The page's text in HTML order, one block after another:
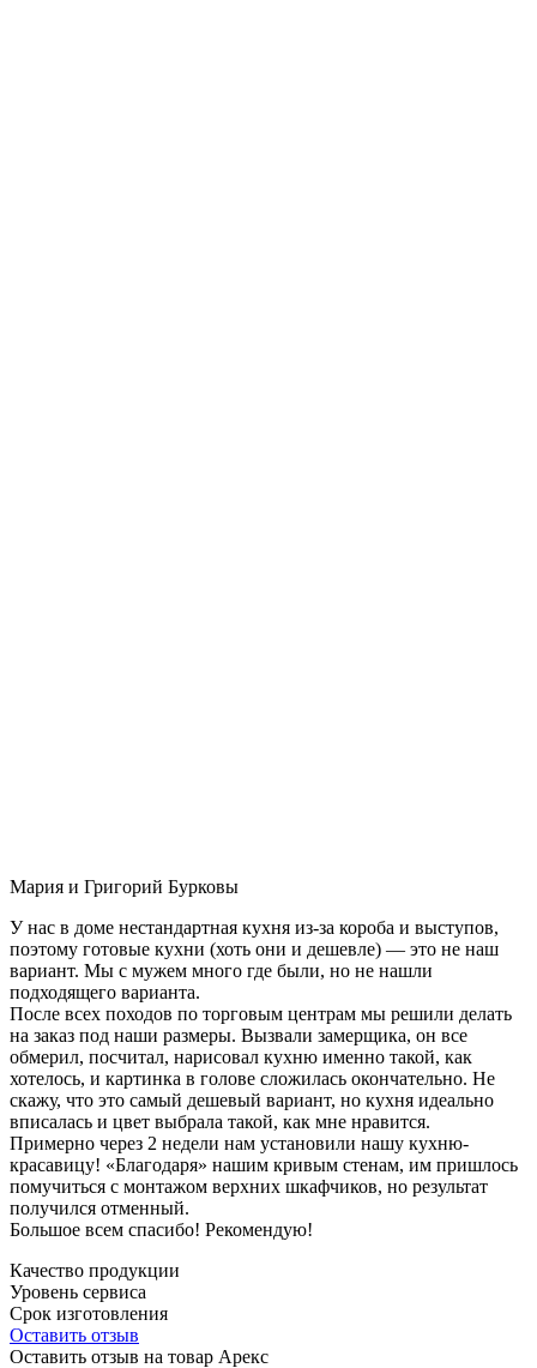
Мария и Григорий Бурковы
У нас в доме нестандартная кухня из-за короба и выступов,
поэтому готовые кухни (хоть они и дешевле) — это не наш
вариант. Мы с мужем много где были, но не нашли
подходящего варианта.
После всех походов по торговым центрам мы решили делать
на заказ под наши размеры. Вызвали замерщика, он все
обмерил, посчитал, нарисовал кухню именно такой, как
хотелось, и картинка в голове сложилась окончательно. Не
скажу, что это самый дешевый вариант, но кухня идеально
вписалась и цвет выбрала такой, как мне нравится.
Примерно через 2 недели нам установили нашу кухню-
красавицу! «Благодаря» нашим кривым стенам, им пришлось
помучиться с монтажом верхних шкафчиков, но результат
получился отменный.
Большое всем спасибо! Рекомендую!
Качество продукции
Уровень сервиса
Срок изготовления
Оставить отзыв
Оставить отзыв на товар Арекс